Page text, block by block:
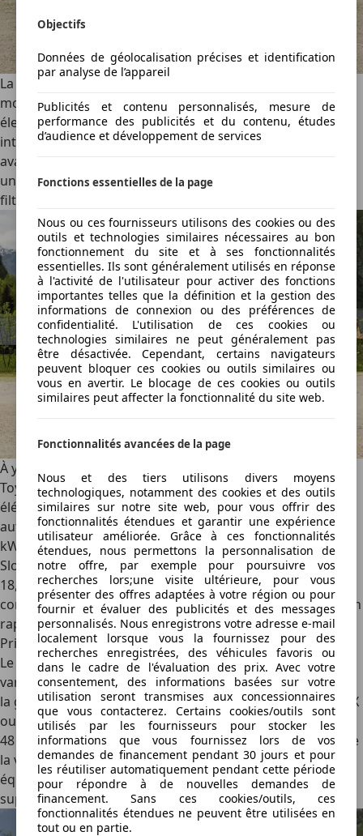
La version traction souffre de quelques soucis de
motricité, ce qui fait travailler les assistants, mais ce break
électrique s’en sort avec brio. La version à transmission
intégrale, quant à elle, regorge d’accroche et n’est pas
avare en puissance. Cette variante se montre également
un tantinet plus confortable, notamment grâce à un
filtrage de suspension accru.
À y regarder la fiche technique, on pourrait croire que
Toyota bénéficie d’une boule de cristal ou d’un autre
élément magique. La version traction affiche une
autonomie de 591 km grâce à une consommation de 14,0
kWh/100 km. Notre parcours sur les routes sinueuses de
Slovénie se termine par une consommation affichée de
18,7 kWh/100 km. C’est plus que l’homologation, mais une
conduite bien plus souple devrait aider cette Touring à s’en
rapprocher.
Prix
Le Toyota bZ4X Touring n’étant disponible qu’en deux
variantes et toujours équipé de la plus grande batterie de
la gamme, il est évidemment plus cher que les autres bZ4X
ou CH-R+. L’entrée de gamme s’affiche à 52 335 € (France :
48 400 €), soit près de 6 000 € (France : 8 000 €) de plus que
la version crossover. Cependant, à motorisations et
équipements équivalant, le break demandera un
supplément de 3 000 €.
Objectifs
Données de géolocalisation précises et identification
par analyse de l’appareil
Publicités et contenu personnalisés, mesure de
performance des publicités et du contenu, études
d’audience et développement de services
Fonctions essentielles de la page
Nous ou ces fournisseurs utilisons des cookies ou des
outils et technologies similaires nécessaires au bon
fonctionnement du site et à ses fonctionnalités
essentielles. Ils sont généralement utilisés en réponse
à l'activité de l'utilisateur pour activer des fonctions
importantes telles que la définition et la gestion des
informations de connexion ou des préférences de
confidentialité. L'utilisation de ces cookies ou
technologies similaires ne peut généralement pas
être désactivée. Cependant, certains navigateurs
peuvent bloquer ces cookies ou outils similaires ou
vous en avertir. Le blocage de ces cookies ou outils
similaires peut affecter la fonctionnalité du site web.
Fonctionnalités avancées de la page
Nous et des tiers utilisons divers moyens
technologiques, notamment des cookies et des outils
similaires sur notre site web, pour vous offrir des
fonctionnalités étendues et garantir une expérience
utilisateur améliorée. Grâce à ces fonctionnalités
étendues, nous permettons la personnalisation de
notre offre, par exemple pour poursuivre vos
recherches lors;une visite ultérieure, pour vous
présenter des offres adaptées à votre région ou pour
fournir et évaluer des publicités et des messages
personnalisés. Nous enregistrons votre adresse e-mail
localement lorsque vous la fournissez pour des
recherches enregistrées, des véhicules favoris ou
dans le cadre de l'évaluation des prix. Avec votre
consentement, des informations basées sur votre
utilisation seront transmises aux concessionnaires
que vous contacterez. Certains cookies/outils sont
utilisés par les fournisseurs pour stocker les
informations que vous fournissez lors de vos
demandes de financement pendant 30 jours et pour
les réutiliser automatiquement pendant cette période
pour répondre à de nouvelles demandes de
financement. Sans ces cookies/outils, ces
fonctionnalités étendues ne peuvent être utilisées en
tout ou en partie.